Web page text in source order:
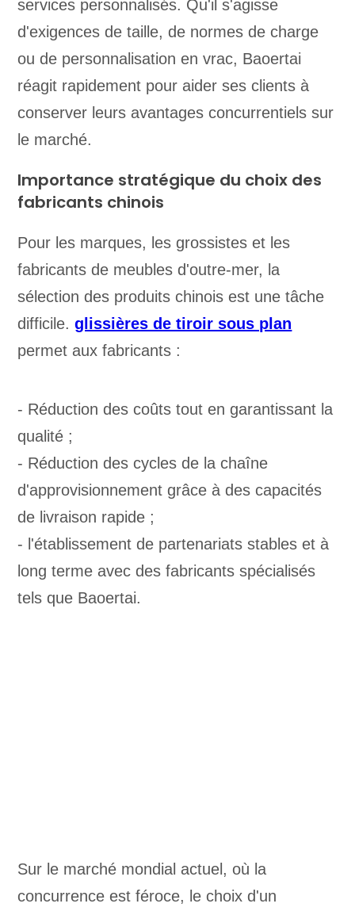
services personnalisés. Qu'il s'agisse
d'exigences de taille, de normes de charge
ou de personnalisation en vrac, Baoertai
réagit rapidement pour aider ses clients à
conserver leurs avantages concurrentiels sur
le marché.
Importance stratégique du choix des
fabricants chinois
Pour les marques, les grossistes et les
fabricants de meubles d'outre-mer, la
sélection des produits chinois est une tâche
difficile.glissières de tiroir sous plan
permet aux fabricants :
- Réduction des coûts tout en garantissant la
qualité ;
- Réduction des cycles de la chaîne
d'approvisionnement grâce à des capacités
de livraison rapide ;
- l'établissement de partenariats stables et à
long terme avec des fabricants spécialisés
tels que Baoertai.
Sur le marché mondial actuel, où la
concurrence est féroce, le choix d'un